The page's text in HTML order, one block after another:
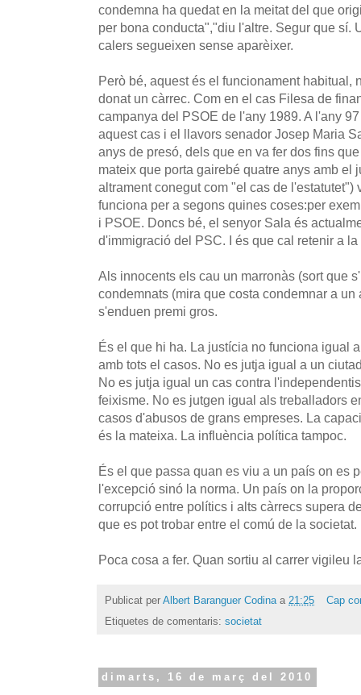
condemna ha quedat en la meitat del que
per bona conducta","diu l'altre. Segur que sí.
calers segueixen sense aparèixer.
Però bé, aquest és el funcionament habitual,
donat un càrrec. Com en el cas Filesa de
campanya del PSOE de l'any 1989. A l'any
aquest cas i el llavors senador Josep Maria
anys de presó, dels que en va fer dos fins
mateix que porta gairebé quatre anys amb el
altrament conegut com "el cas de l'estatutet")
funciona per a segons quines coses:per
i PSOE. Doncs bé, el senyor Sala és
d'immigració del PSC. I és que cal retenir a
Als innocents els cau un marronàs (sort que
condemnats (mira que costa condemnar a un
s'enduen premi gros.
És el que hi ha. La justícia no funciona igual
amb tots el casos. No es jutja igual a un
No es jutja igual un cas contra
feixisme. No es jutgen igual als treballadors
casos d'abusos de grans empreses. La
és la mateixa. La influència política tampoc.
És el que passa quan es viu a un país on es
l'excepció sinó la norma. Un país on la
corrupció entre polítics i alts càrrecs supera
que es pot trobar entre el comú de la societat.
Poca cosa a fer. Quan sortiu al carrer vigileu
Publicat per Albert Baranguer Codina a 21:25
Cap
Etiquetes de comentaris: societat
dimarts, 16 de març del 2010